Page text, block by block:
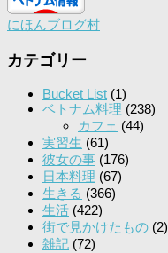
にほんブログ村
カテゴリー
Bucket List (1)
ベトナム料理 (238)
カフェ (44)
実習生 (61)
彼女の事 (176)
日本料理 (67)
生きる (366)
生活 (422)
街で見かけたもの (2)
雑記 (72)